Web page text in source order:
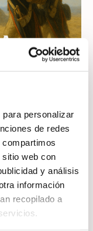
personalizar
de redes
web con
y análisis
información
recopilado a
más
así,
plena
de